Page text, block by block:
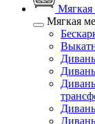
Мягкая
Мягкая